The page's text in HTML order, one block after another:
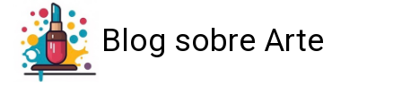
Blog sobre Arte